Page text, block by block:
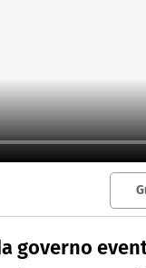
governo